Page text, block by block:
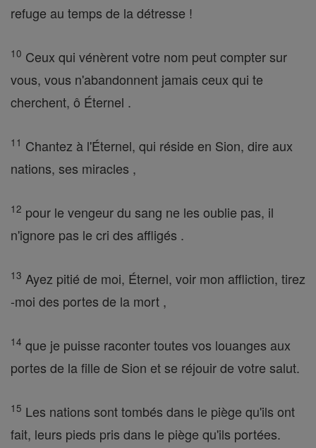
refuge au temps de la détresse !
10 Ceux qui vénèrent votre nom peut compter sur
vous, vous n'abandonnent jamais ceux qui te
cherchent, ô Éternel .
11 Chantez à l'Éternel, qui réside en Sion, dire aux
nations, ses miracles ,
12 pour le vengeur du sang ne les oublie pas, il
n'ignore pas le cri des affligés .
13 Ayez pitié de moi, Éternel, voir mon affliction, tirez
-moi des portes de la mort ,
14 que je puisse raconter toutes vos louanges aux
portes de la fille de Sion et se réjouir de votre salut.
15 Les nations sont tombés dans le piège qu'ils ont
fait, leurs pieds pris dans le piège qu'ils portées.